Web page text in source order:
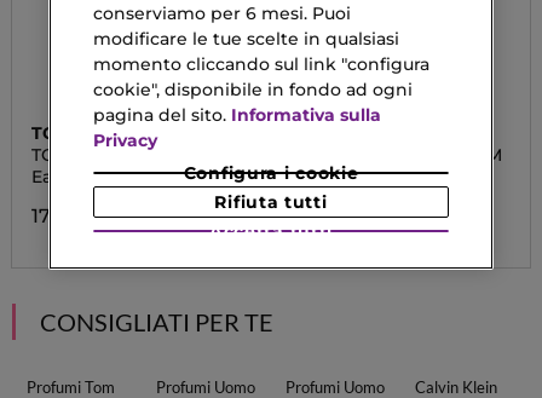
TOM FORD
TOM FORD NOIR
Eau De Parfum
172,00 €
NOIR EXTREME PARFUM
Parfum
183,00 €
CONSIGLIATI PER TE
Profumi Tom
Profumi Uomo
Profumi Uomo
Calvin Klein
conserviamo per 6 mesi. Puoi
modificare le tue scelte in qualsiasi
momento cliccando sul link "configura
cookie", disponibile in fondo ad ogni
pagina del sito. Informativa sulla
Privacy
Configura i cookie
Rifiuta tutti
Accetta tutti